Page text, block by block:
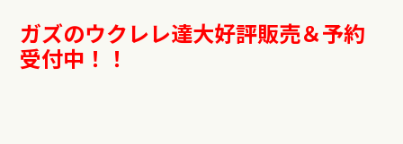
ガズのウクレレ達大好評販売＆予約
受付中！！